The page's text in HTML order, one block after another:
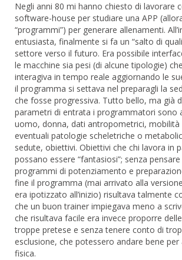
Negli anni 80 mi hanno chiesto di lavorare
software-house per studiare una APP
“programmi”) per generare allenamenti.
entusiasta, finalmente si fa un “salto di
settore verso il futuro. Era possibile
le macchine sia pesi (di alcune tipologie)
interagiva in tempo reale aggiornando le
il programma si settava nel preparagli la
che fosse progressiva. Tutto bello, ma già
parametri di entrata i programmatori sono
uomo, donna, dati antropometrici, mobilità
eventuali patologie scheletriche o
sedute, obiettivi. Obiettivi che chi lavora in
possano essere “fantasiosi”; senza
programmi di potenziamento e
fine il programma (mai arrivato alla
era ipotizzato all’inizio) risultava talmente
che un buon trainer impiegava meno a
che risultava facile era invece proporre
troppe pretese e senza tenere conto di
esclusione, che potessero andare bene per
fisica.